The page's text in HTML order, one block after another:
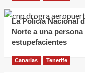
La Policía Nacional
Norte a una
estupefacientes
Canarias Tenerife